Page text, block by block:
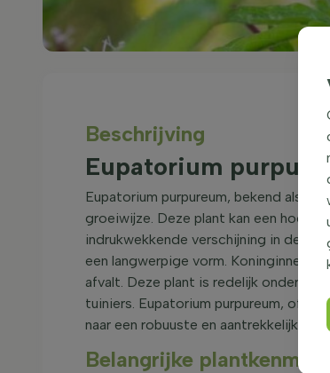
Beschrijving
Eupatorium
Eupatorium purpureum, bekend als
groeiwijze. Deze plant kan een
indrukwekkende verschijning in de
een langwerpige vorm.
afvalt. Deze plant is redelijk
tuiniers. Eupatorium purpureum,
naar een robuuste en aantrekkelijke
Belangrijke